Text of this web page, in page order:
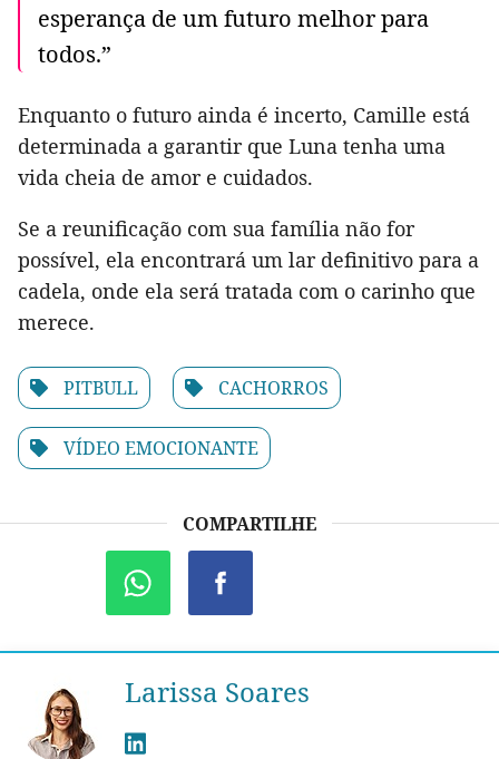
esperança de um futuro melhor para
todos.”
Enquanto o futuro ainda é incerto, Camille está
determinada a garantir que Luna tenha uma
vida cheia de amor e cuidados.
Se a reunificação com sua família não for
possível, ela encontrará um lar definitivo para a
cadela, onde ela será tratada com o carinho que
merece.
PITBULL CACHORROS
VÍDEO EMOCIONANTE
COMPARTILHE
Larissa Soares